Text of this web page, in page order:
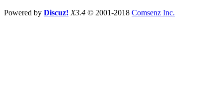
Powered by Discuz! X3.4 © 2001-2018 Comsenz Inc.